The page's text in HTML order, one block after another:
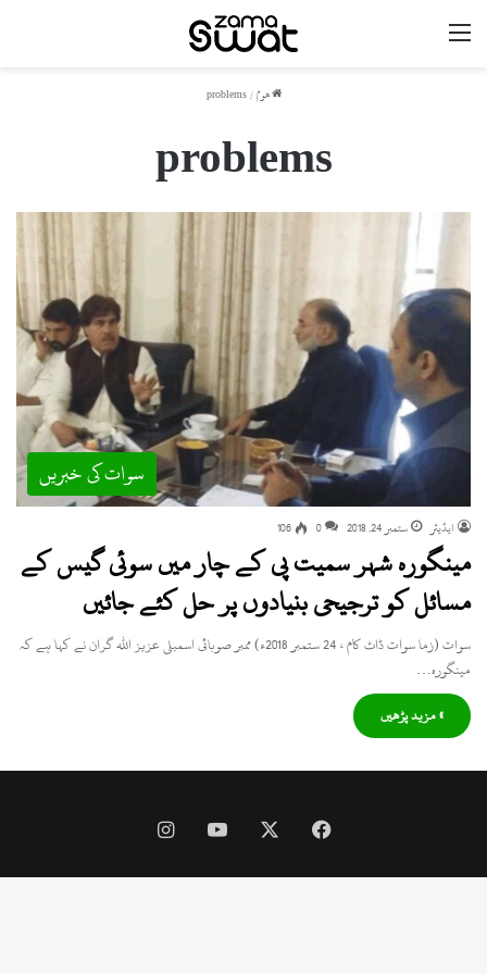
ھوم /
problems
problems
سوات کی خبریں
ایڈیٹر ستمبر 24, 2018 0
106
مینگورہ شہر سمیت پی کے چار میں سوئی گیس کے
مسائل کو ترجیحی بنیادوں پر حل کئے جائیں
سوات (زما سوات ڈاٹ کام ، 24 ستمبر 2018ء) ممبر صوبائی اسمبلی عزیز اللہ گران نے کہا ہے کہ
مینگورہ…
» مزید پڑھیں
Facebook
YouTube